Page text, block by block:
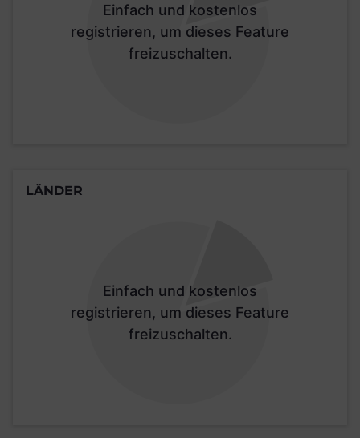
Einfach und kostenlos
registrieren, um dieses Feature
freizuschalten.
LÄNDER
Einfach und kostenlos
registrieren, um dieses Feature
freizuschalten.